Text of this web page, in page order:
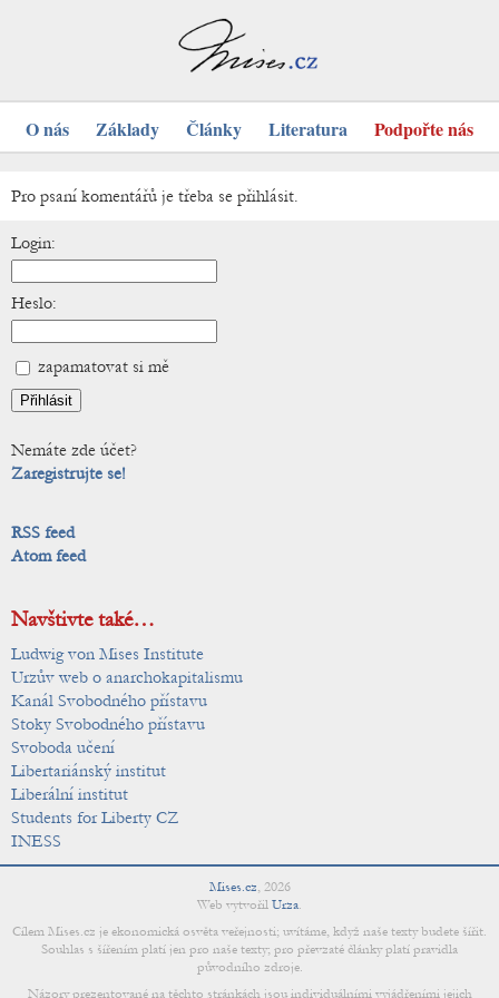
O nás Základy Články Literatura Podpořte nás
Pro psaní komentářů je třeba se přihlásit.
Login:
Heslo:
zapamatovat si mě
Nemáte zde účet?
Zaregistrujte se!
RSS feed
Atom feed
Navštivte také…
Ludwig von Mises Institute
Urzův web o anarchokapitalismu
Kanál Svobodného přístavu
Stoky Svobodného přístavu
Svoboda učení
Libertariánský institut
Liberální institut
Students for Liberty CZ
INESS
Mises.cz, 2026
Web vytvořil Urza.
Cílem Mises.cz je ekonomická osvěta veřejnosti; uvítáme, když naše texty budete šířit.
Souhlas s šířením platí jen pro naše texty; pro převzaté články platí pravidla
původního zdroje.
Názory prezentované na těchto stránkách jsou individuálními vyjádřeními jejich